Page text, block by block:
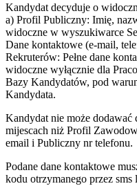
Kandydat decyduje o
a) Profil Publiczny: Imię,
widoczne w wyszukiwarce
Dane kontaktowe (e-mail,
Rekruterów: Pełne dane
widoczne wyłącznie dla
Bazy Kandydatów, pod
Kandydata.
Kandydat nie może
mijescach niż Profil
email i Publiczny nr telefonu.
Podane dane kontaktowe
kodu otrzymanego przez sms